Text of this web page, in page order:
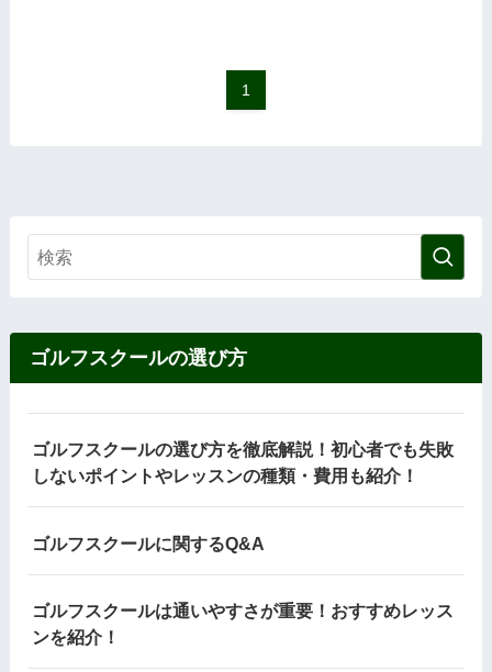
1
ゴルフスクールの選び方
ゴルフスクールの選び方を徹底解説！初心者でも失敗
しないポイントやレッスンの種類・費用も紹介！
ゴルフスクールに関するQ&A
ゴルフスクールは通いやすさが重要！おすすめレッス
ンを紹介！